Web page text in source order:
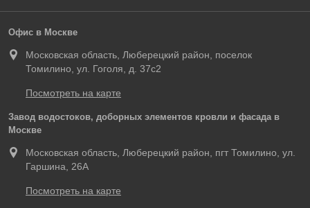
Офис в Москве
Московская область, Люберецкий район, поселок
Томилино, ул. Гоголя, д. 37с2
Посмотреть на карте
Завод водостоков, доборных элементов кровли и фасада в
Москве
Московская область, Люберецкий район, пгт Томилино, ул.
Гаршина, 26А
Посмотреть на карте